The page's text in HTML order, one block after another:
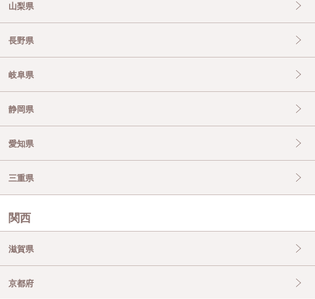
山梨県
長野県
岐阜県
静岡県
愛知県
三重県
関西
滋賀県
京都府